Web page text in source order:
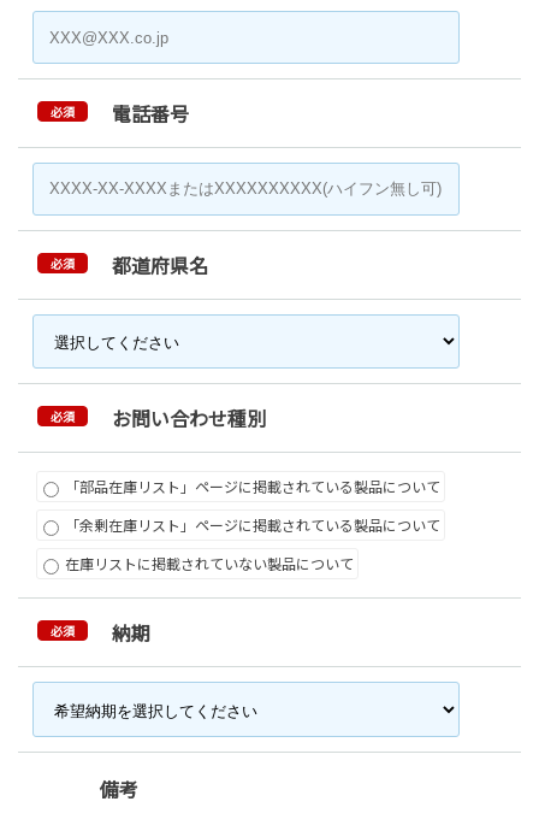
必須 電話番号
必須 都道府県名
必須 お問い合わせ種別
「部品在庫リスト」ページに掲載されている製品について
「余剰在庫リスト」ページに掲載されている製品について
在庫リストに掲載されていない製品について
必須 納期
備考